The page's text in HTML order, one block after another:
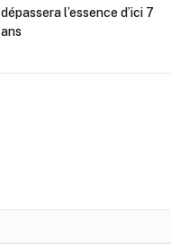
dépassera l’essence d’ici 7
ans